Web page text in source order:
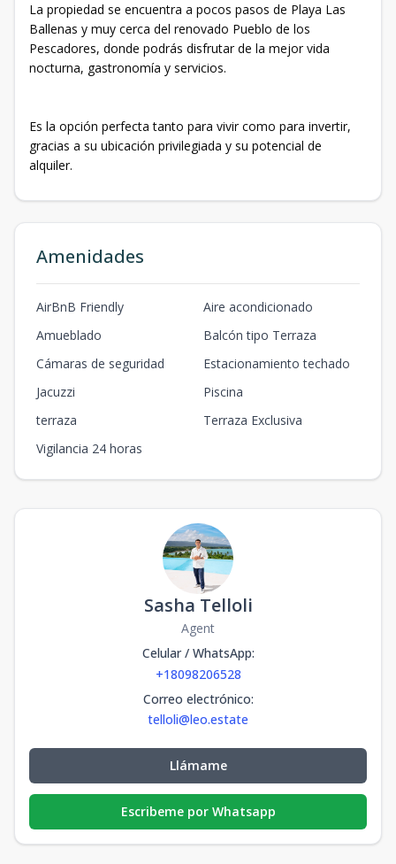
La propiedad se encuentra a pocos pasos de Playa Las
Ballenas y muy cerca del renovado Pueblo de los
Pescadores, donde podrás disfrutar de la mejor vida
nocturna, gastronomía y servicios.
Es la opción perfecta tanto para vivir como para invertir,
gracias a su ubicación privilegiada y su potencial de
alquiler.
Amenidades
AirBnB Friendly
Aire acondicionado
Amueblado
Balcón tipo Terraza
Cámaras de seguridad
Estacionamiento techado
Jacuzzi
Piscina
terraza
Terraza Exclusiva
Vigilancia 24 horas
Sasha Telloli
Agent
Celular / WhatsApp:
+18098206528
Correo electrónico:
telloli@leo.estate
Llámame
Escribeme por Whatsapp